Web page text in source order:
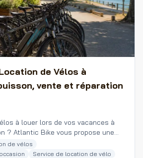
de Vélos à
vente et réparation
à louer lors de vos vacances à
? Atlantic Bike vous propose une
pour adultes et enfants, ainsi que
de vélos
Service de location de vélo